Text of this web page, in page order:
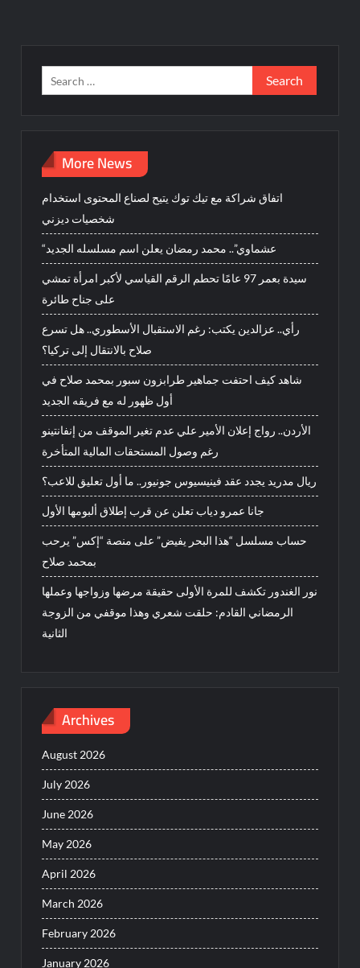
Search
for:
More News
اتفاق شراكة مع تيك توك يتيح لصناع المحتوى استخدام
شخصيات ديزني
“عشماوي”.. محمد رمضان يعلن اسم مسلسله الجديد
سيدة بعمر 97 عامًا تحطم الرقم القياسي لأكبر امرأة تمشي
على جناح طائرة
رأي.. عزالدين يكتب: رغم الاستقبال الأسطوري.. هل تسرع
صلاح بالانتقال إلى تركيا؟
شاهد كيف احتفت جماهير طرابزون سبور بمحمد صلاح في
أول ظهور له مع فريقه الجديد
الأردن.. رواج إعلان الأمير علي عدم تغير الموقف من إنفانتينو
رغم وصول المستحقات المالية المتأخرة
ريال مدريد يجدد عقد فينيسيوس جونيور.. ما أول تعليق للاعب؟
جانا عمرو دياب تعلن عن قرب إطلاق ألبومها الأول
حساب مسلسل “هذا البحر يفيض” على منصة “إكس” يرحب
بمحمد صلاح
نور الغندور تكشف للمرة الأولى حقيقة مرضها وزواجها وعملها
الرمضاني القادم: حلقت شعري وهذا موقفي من الزوجة
الثانية
Archives
August 2026
July 2026
June 2026
May 2026
April 2026
March 2026
February 2026
January 2026